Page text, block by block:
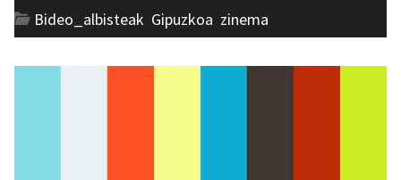
Bideo_albisteak Gipuzkoa zinema